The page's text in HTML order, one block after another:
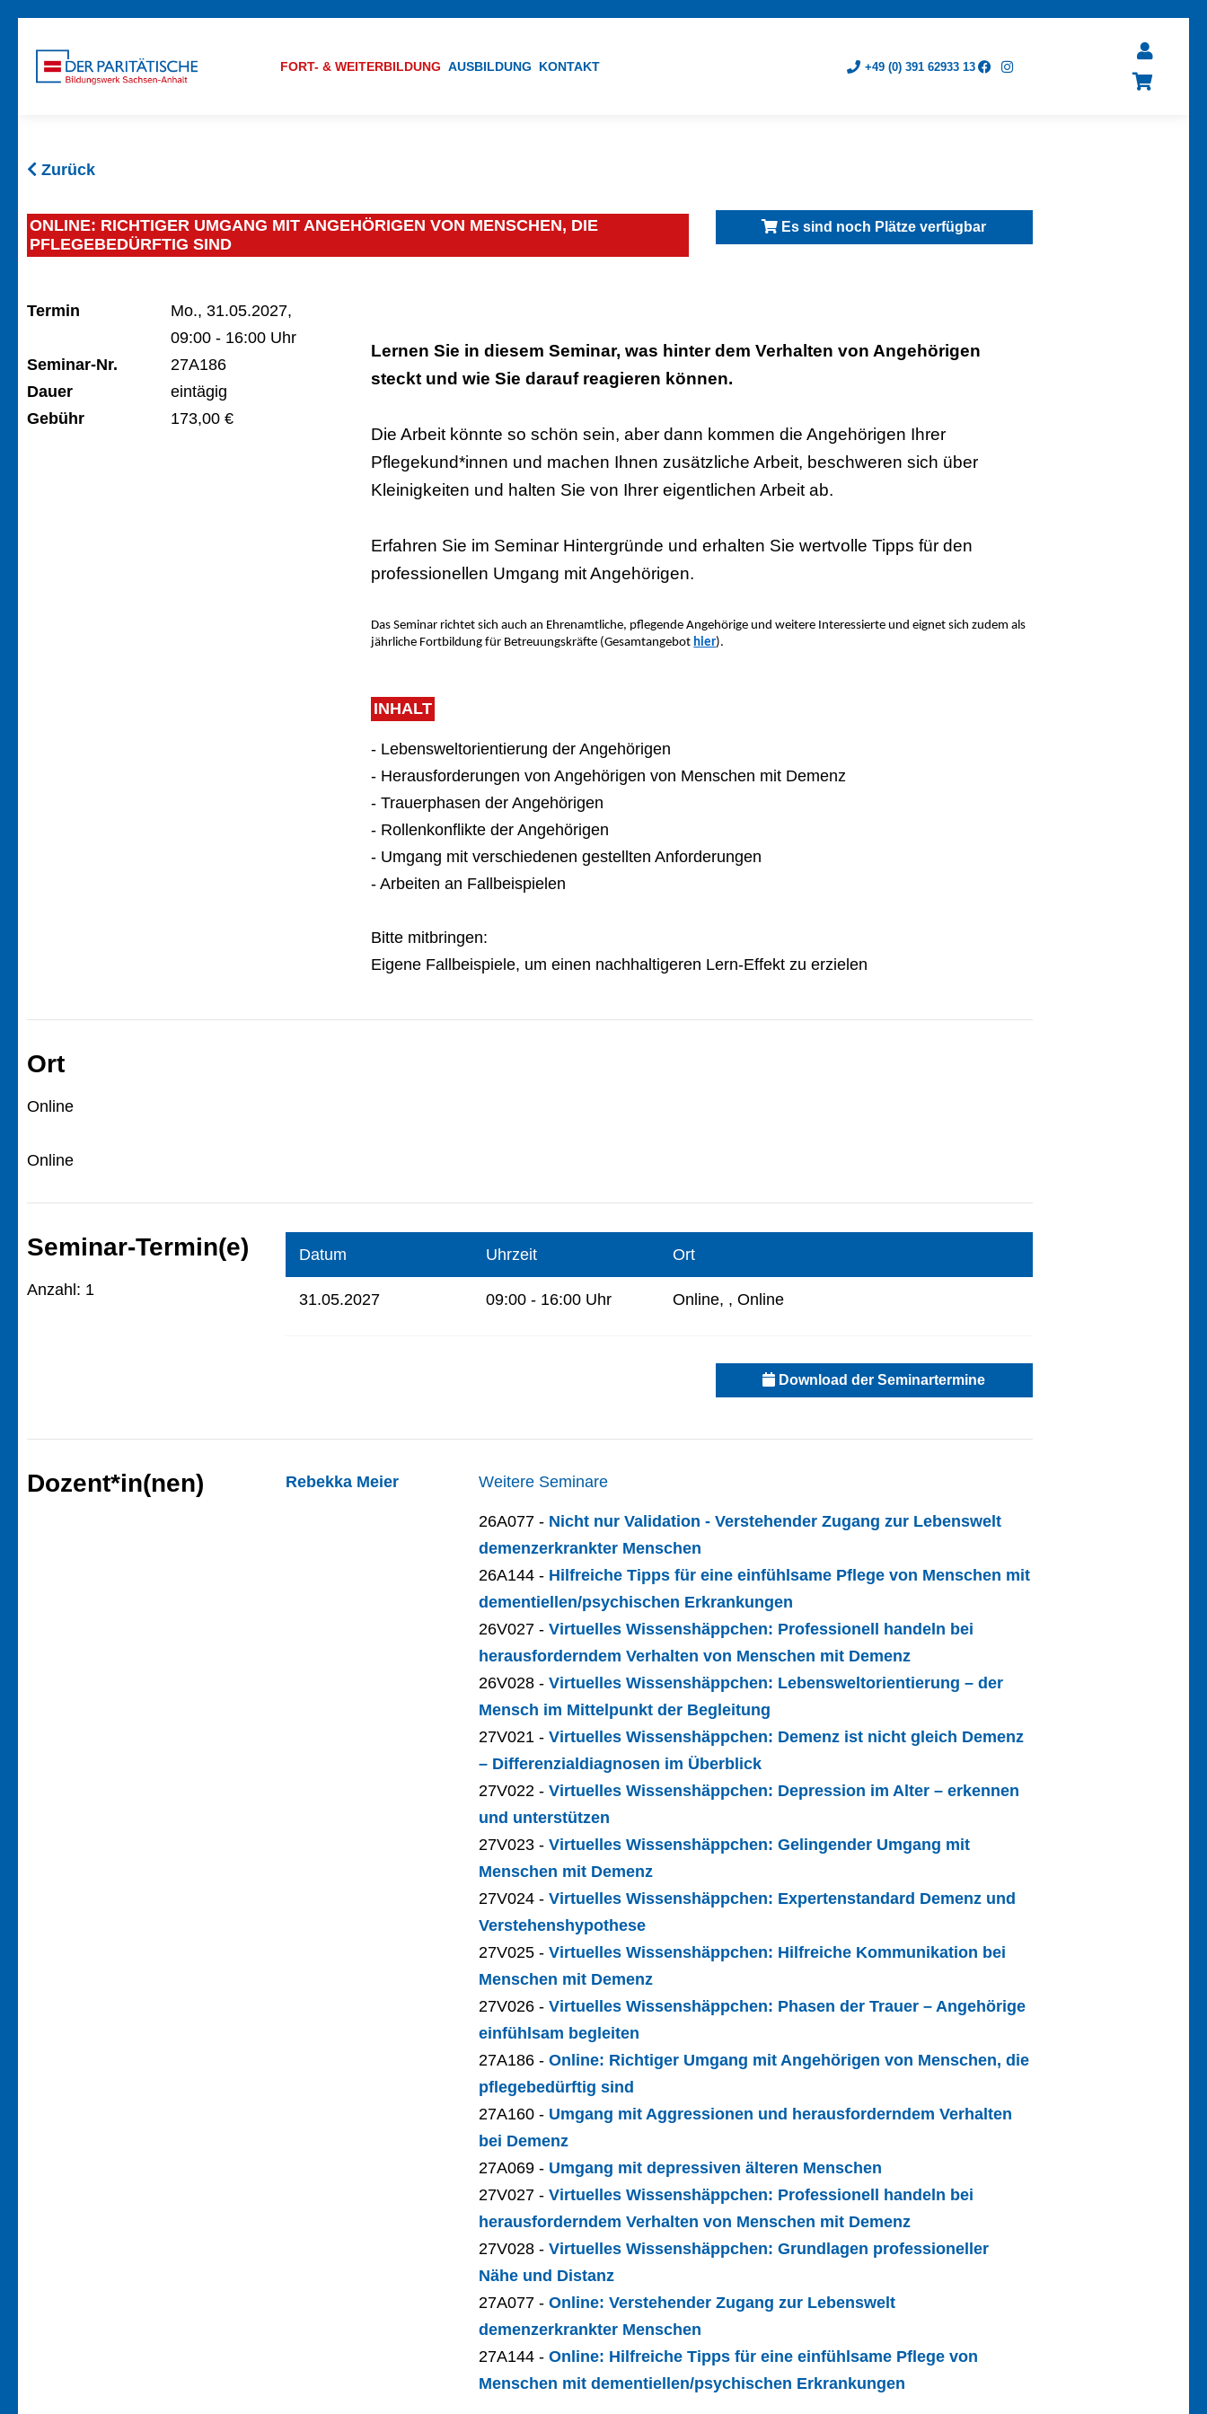
FORT- & WEITERBILDUNG AUSBILDUNG KONTAKT +49 (0) 391 62933 13
Zurück
ONLINE: RICHTIGER UMGANG MIT ANGEHÖRIGEN VON MENSCHEN, DIE
PFLEGEBEDÜRFTIG SIND
Es sind noch Plätze verfügbar
Termin
Mo., 31.05.2027,
09:00 - 16:00 Uhr
Seminar-Nr.
27A186
Dauer
eintägig
Gebühr
173,00 €
Lernen Sie in diesem Seminar, was hinter dem Verhalten von Angehörigen
steckt und wie Sie darauf reagieren können.
Die Arbeit könnte so schön sein, aber dann kommen die Angehörigen Ihrer
Pflegekund*innen und machen Ihnen zusätzliche Arbeit, beschweren sich über
Kleinigkeiten und halten Sie von Ihrer eigentlichen Arbeit ab.
Erfahren Sie im Seminar Hintergründe und erhalten Sie wertvolle Tipps für den
professionellen Umgang mit Angehörigen.
Das Seminar richtet sich auch an Ehrenamtliche, pflegende Angehörige und weitere Interessierte und eignet sich zudem als
jährliche Fortbildung für Betreuungskräfte (Gesamtangebot hier).
INHALT
- Lebensweltorientierung der Angehörigen
- Herausforderungen von Angehörigen von Menschen mit Demenz
- Trauerphasen der Angehörigen
- Rollenkonflikte der Angehörigen
- Umgang mit verschiedenen gestellten Anforderungen
- Arbeiten an Fallbeispielen
Bitte mitbringen:
Eigene Fallbeispiele, um einen nachhaltigeren Lern-Effekt zu erzielen
Ort
Online
Online
Seminar-Termin(e)
Anzahl: 1
Datum Uhrzeit Ort
31.05.2027 09:00 - 16:00 Uhr Online, , Online
Download der Seminartermine
Dozent*in(nen) Rebekka Meier Weitere Seminare
26A077 - Nicht nur Validation - Verstehender Zugang zur Lebenswelt
demenzerkrankter Menschen
26A144 - Hilfreiche Tipps für eine einfühlsame Pflege von Menschen mit
dementiellen/psychischen Erkrankungen
26V027 -Virtuelles Wissenshäppchen: Professionell handeln bei
herausforderndem Verhalten von Menschen mit Demenz
26V028 -Virtuelles Wissenshäppchen: Lebensweltorientierung – der
Mensch im Mittelpunkt der Begleitung
27V021 -Virtuelles Wissenshäppchen: Demenz ist nicht gleich Demenz
– Differenzialdiagnosen im Überblick
27V022 -Virtuelles Wissenshäppchen: Depression im Alter – erkennen
und unterstützen
27V023 -Virtuelles Wissenshäppchen: Gelingender Umgang mit
Menschen mit Demenz
27V024 -Virtuelles Wissenshäppchen: Expertenstandard Demenz und
Verstehenshypothese
27V025 -Virtuelles Wissenshäppchen: Hilfreiche Kommunikation bei
Menschen mit Demenz
27V026 -Virtuelles Wissenshäppchen: Phasen der Trauer – Angehörige
einfühlsam begleiten
27A186 -Online: Richtiger Umgang mit Angehörigen von Menschen, die
pflegebedürftig sind
27A160 - Umgang mit Aggressionen und herausforderndem Verhalten
bei Demenz
27A069 - Umgang mit depressiven älteren Menschen
27V027 -Virtuelles Wissenshäppchen: Professionell handeln bei
herausforderndem Verhalten von Menschen mit Demenz
27V028 -Virtuelles Wissenshäppchen: Grundlagen professioneller
Nähe und Distanz
27A077 -Online: Verstehender Zugang zur Lebenswelt
demenzerkrankter Menschen
27A144 -Online: Hilfreiche Tipps für eine einfühlsame Pflege von
Menschen mit dementiellen/psychischen Erkrankungen